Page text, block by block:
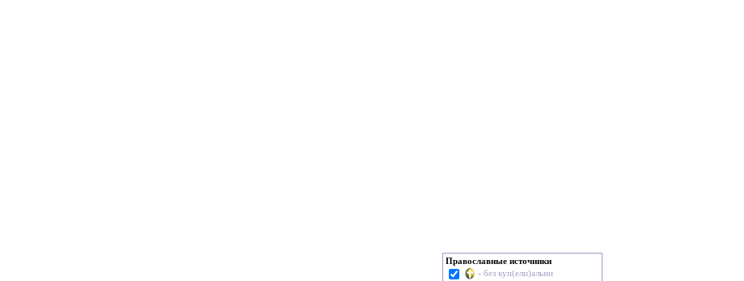
Православные источники
- без куп(ели)альни